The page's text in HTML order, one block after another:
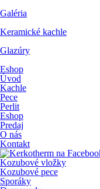
Galéria
Keramické kachle
Glazúry
Eshop
Úvod
Kachle
Pece
Perlit
Eshop
Predaj
O nás
Kontakt
Kozubové vložky
Kozubové pece
Sporáky